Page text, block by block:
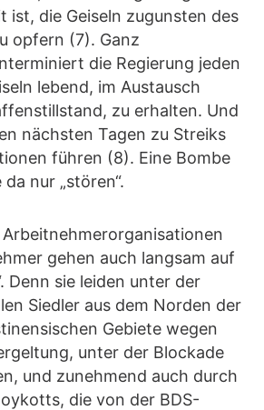
ist, die Geiseln zugunsten des
opfern (7). Ganz
die Regierung jeden
lebend, im Austausch
zu erhalten. Und
nächsten Tagen zu Streiks
führen (8). Eine Bombe
nur „stören“.
Arbeitnehmerorganisationen
gehen auch langsam auf
Denn sie leiden unter der
Siedler aus dem Norden der
Gebiete wegen
unter der Blockade
und zunehmend auch durch
die von der BDS-